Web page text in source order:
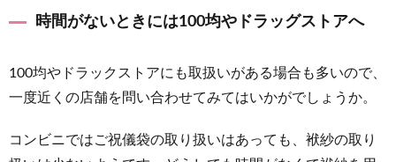
時間がないときには100均やドラッグストアへ
100均やドラックストアにも取扱いがある場合も多いので、
一度近くの店舗を問い合わせてみてはいかがでしょうか。
コンビニではご祝儀袋の取り扱いはあっても、袱紗の取り